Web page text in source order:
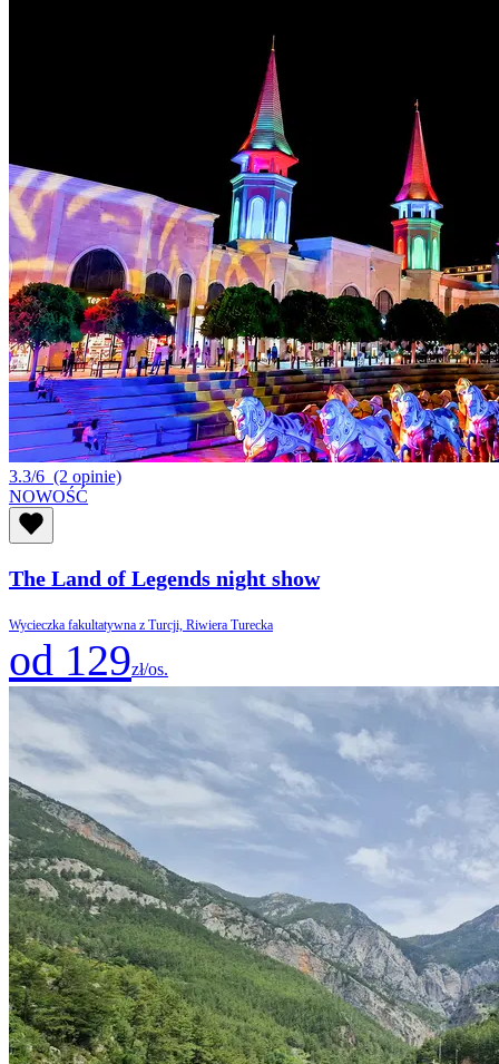
3.3/6 (2 opinie)
NOWOŚĆ
The Land of Legends night show
Wycieczka fakultatywna z Turcji, Riwiera Turecka
od 129zł/os.